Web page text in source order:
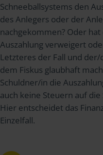
Schneeballsystems den
des Anlegers oder der
nachgekommen? Oder
Auszahlung verweigert
Letzteres der Fall und
dem Fiskus glaubhaft
Schuldner/in die
auch keine Steuern auf die
Hier entscheidet das
Einzelfall.